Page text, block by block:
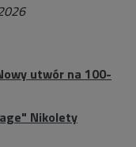
utwór na 100-
Nikolety